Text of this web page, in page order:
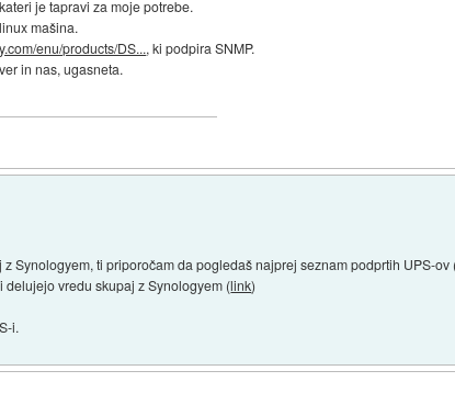
je tapravi za moje potrebe.
mašina.
enu/products/DS..., ki podpira SNMP.
in nas, ugasneta.
Synologyem, ti priporočam da pogledaš najprej seznam podprtih UPS-ov
vredu skupaj z Synologyem (link)
i.